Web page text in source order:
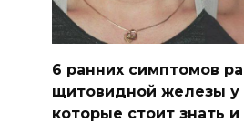
6 ранних симптомов
щитовидной железы
которые стоит знать и